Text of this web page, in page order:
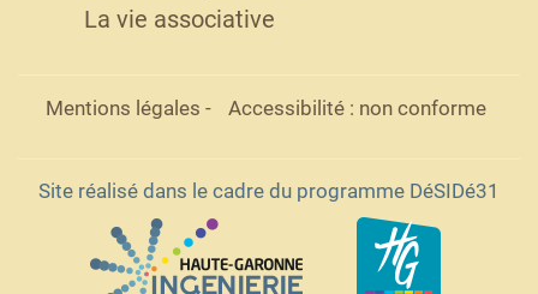
La vie associative
Mentions légales - Accessibilité : non conforme
Site réalisé dans le cadre du programme DéSIDé31